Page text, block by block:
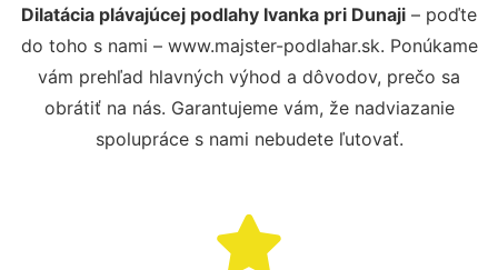
Dilatácia plávajúcej podlahy Ivanka pri Dunaji – poďte
do toho s nami – www.majster-podlahar.sk. Ponúkame
vám prehľad hlavných výhod a dôvodov, prečo sa
obrátiť na nás. Garantujeme vám, že nadviazanie
spolupráce s nami nebudete ľutovať.